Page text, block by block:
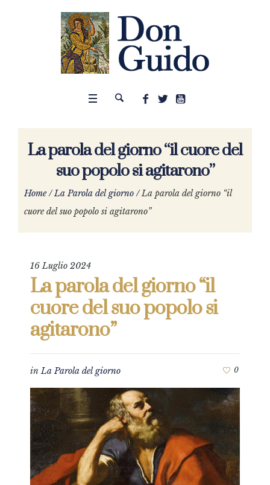
La parola del giorno “il cuore del
suo popolo si agitarono”
Home /La Parola del giorno /La parola del giorno “il
cuore del suo popolo si agitarono”
16 Luglio 2024
La parola del giorno “il
cuore del suo popolo si
agitarono”
inLa Parola del giorno 0